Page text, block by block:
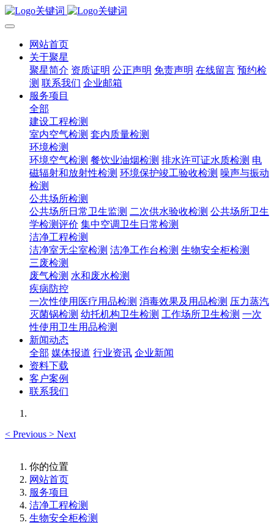
网站首页
关于聚星
聚星简介 资质证明 公正声明 免责声明 在线留言 预约检
测 联系我们 企业邮箱
服务项目
全部
建设工程检测
室内空气检测 套内质量检测
环境检测
环境空气检测 餐饮业油烟检测 排水许可证水质检测 电
磁辐射和放射性检测 环境保护竣工验收检测 噪声与振动
检测
公共场所检测
公共场所日常卫生监测 二次供水验收检测 公共场所卫生
学检测评价 集中空调卫生日常检测
洁净工程检测
洁净室无尘室检测 洁净工作台检测 生物安全柜检测
三废检测
废气检测 水和废水检测
疾病防控
一次性使用医疗用品检测 消毒效果及用品检测 压力蒸汽
灭菌锅检测 幼托机构卫生检测 工作场所卫生检测 一次
性使用卫生用品检测
新闻动态
全部 媒体报道 行业资讯 企业新闻
资料下载
客户案例
联系我们
< Previous > Next
你的位置
网站首页
服务项目
洁净工程检测
生物安全柜检测